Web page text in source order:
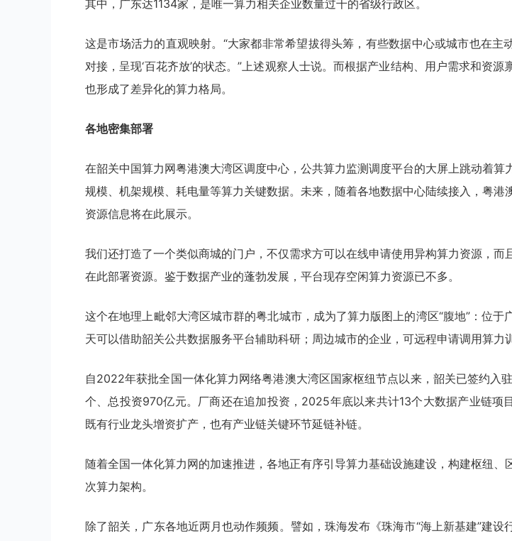
其中，广东达1134家，是唯一算力相关企业数量过千的省级行政区。
这是市场活力的直观映射。“大家都非常希望拔得头筹，有些数据中心或城市也在主
对接，呈现‘百花齐放’的状态。”上述观察人士说。而根据产业结构、用户需求和资源
也形成了差异化的算力格局。
各地密集部署
在韶关中国算力网粤港澳大湾区调度中心，公共算力监测调度平台的大屏上跳动着算
规模、机架规模、耗电量等算力关键数据。未来，随着各地数据中心陆续接入，粤港
资源信息将在此展示。
我们还打造了一个类似商城的门户，不仅需求方可以在线申请使用异构算力资源，而
在此部署资源。鉴于数据产业的蓬勃发展，平台现存空闲算力资源已不多。
这个在地理上毗邻大湾区城市群的粤北城市，成为了算力版图上的湾区“腹地”：位于
天可以借助韶关公共数据服务平台辅助科研；周边城市的企业，可远程申请调用算力
自2022年获批全国一体化算力网络粤港澳大湾区国家枢纽节点以来，韶关已签约入
个、总投资970亿元。厂商还在追加投资，2025年底以来共计13个大数据产业链项
既有行业龙头增资扩产，也有产业链关键环节延链补链。
随着全国一体化算力网的加速推进，各地正有序引导算力基础设施建设，构建枢纽、
次算力架构。
除了韶关，广东各地近两月也动作频频。譬如，珠海发布《珠海市“海上新基建”建设